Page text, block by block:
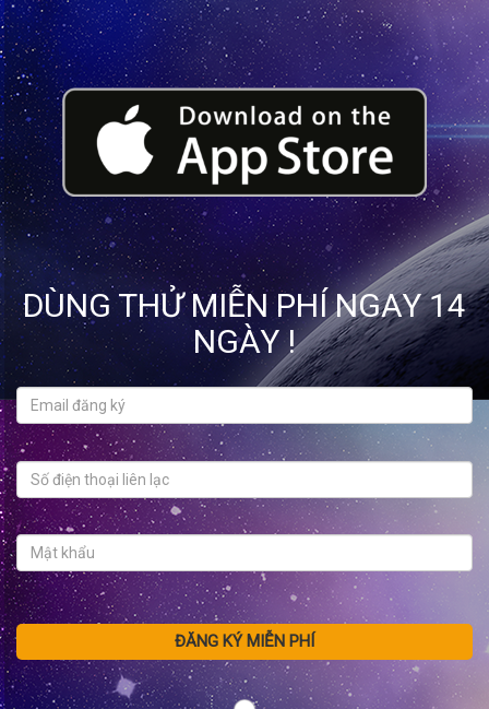
DÙNG THỬ MIỄN PHÍ NGAY 14
NGÀY !
ĐĂNG KÝ MIỄN PHÍ